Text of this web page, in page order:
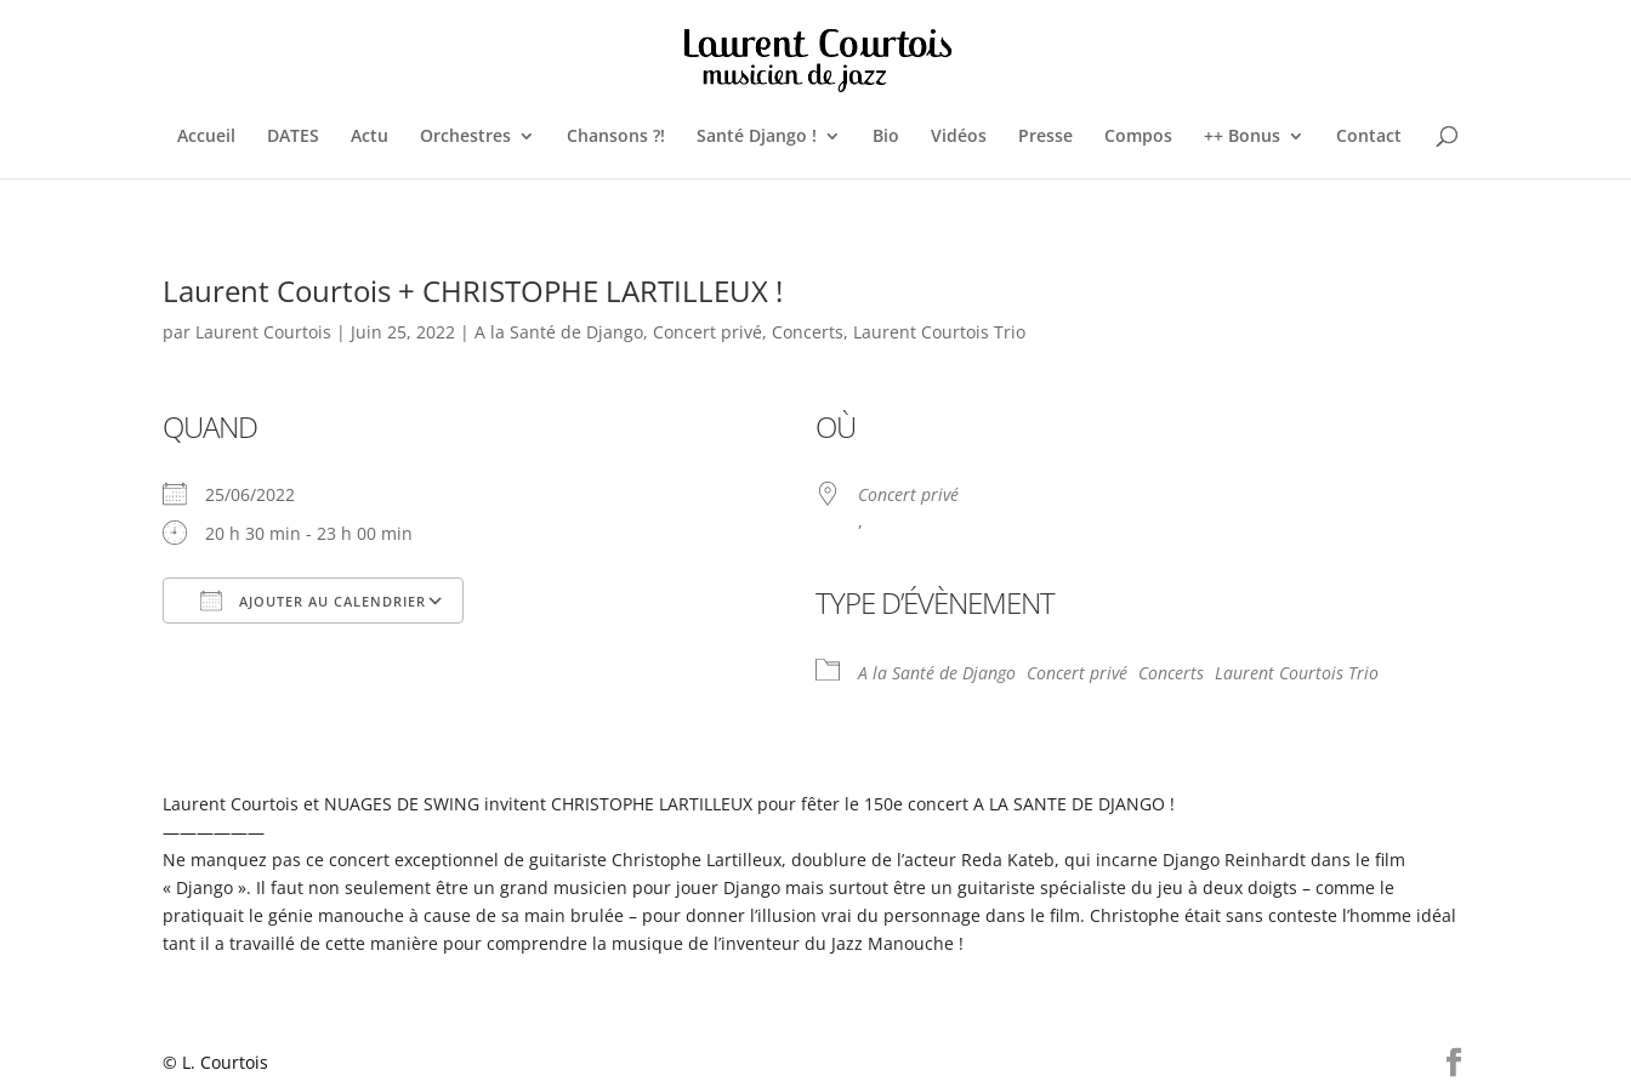
Accueil DATES Actu Orchestres Chansons ?! Santé Django ! Bio Vidéos Presse Compos ++ Bonus Contact
Laurent Courtois + CHRISTOPHE LARTILLEUX !
par Laurent Courtois | Juin 25, 2022 |A la Santé de Django, Concert privé, Concerts, Laurent Courtois Trio
QUAND
25/06/2022
20 h 30 min - 23 h 00 min
AJOUTER AU CALENDRIER
OÙ
Concert privé
,
TYPE D’ÉVÈNEMENT
A la Santé de Django Concert privé Concerts Laurent Courtois Trio
Laurent Courtois et NUAGES DE SWING invitent CHRISTOPHE LARTILLEUX pour fêter le 150e concert A LA SANTE DE DJANGO !
——————
Ne manquez pas ce concert exceptionnel de guitariste Christophe Lartilleux, doublure de l’acteur Reda Kateb, qui incarne Django Reinhardt dans le film
« Django ». Il faut non seulement être un grand musicien pour jouer Django mais surtout être un guitariste spécialiste du jeu à deux doigts – comme le
pratiquait le génie manouche à cause de sa main brulée – pour donner l’illusion vrai du personnage dans le film. Christophe était sans conteste l’homme idéal
tant il a travaillé de cette manière pour comprendre la musique de l’inventeur du Jazz Manouche !
© L. Courtois